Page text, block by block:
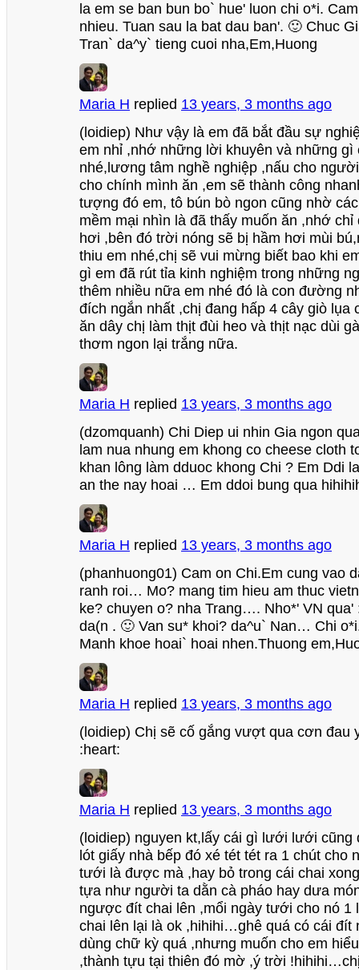
la em se ban bun bo` hue' luon chi o*i.
nhieu. Tuan sau la bat dau ban'. 🙂 Chuc
Tran` da^y` tieng cuoi nha,Em,Huong
Maria H replied 13 years, 3 months ago
(loidiep) Như vậy là em đã bắt đầu sự
em nhỉ ,nhớ những lời khuyên và những gì
nhé,lương tâm nghề nghiệp ,nấu cho
cho chính mình ăn ,em sẽ thành công
tượng đó em, tô bún bò ngon cũng nhờ
mềm mại nhìn là đã thấy muốn ăn ,nhớ chỉ
hơi ,bên đó trời nóng sẽ bị hầm hơi mùi
thiu em nhé,chị sẽ vui mừng biết bao khi
gì em đã rút tỉa kinh nghiệm trong những
thêm nhiều nữa em nhé đó là con đường
đích ngắn nhất ,chị đang hấp 4 cây giò lụa
ăn dây chị làm thịt đùi heo và thịt nạc dùi
thơm ngon lại trắng nữa.
Maria H replied 13 years, 3 months ago
(dzomquanh) Chi Diep ui nhin Gia ngon
lam nua nhung em khong co cheese cloth
khan lông làm dduoc khong Chi ? Em Ddi
an the nay hoai … Em ddoi bung qua
Maria H replied 13 years, 3 months ago
(phanhuong01) Cam on Chi.Em cung vao
ranh roi… Mo? mang tim hieu am thuc
ke? chuyen o? nha Trang…. Nho*' VN qua'
da(n . 🙂 Van su* khoi? da^u` Nan… Chi
Manh khoe hoai` hoai nhen.Thuong
Maria H replied 13 years, 3 months ago
(loidiep) Chị sẽ cố gắng vượt qua cơn đau
:heart:
Maria H replied 13 years, 3 months ago
(loidiep) nguyen kt,lấy cái gì lưới lưới
lót giấy nhà bếp đó xé tét tét ra 1 chút cho
tưới là được mà ,hay bỏ trong cái chai
tựa như người ta dằn cà pháo hay dưa
ngược đít chai lên ,mổi ngày tưới cho nó 1
chai lên lại là ok ,hihihi…ghê quá có cái đít
dùng chữ kỳ quá ,nhưng muốn cho em
,thành tựu tại thiên đó mờ ,ý trời